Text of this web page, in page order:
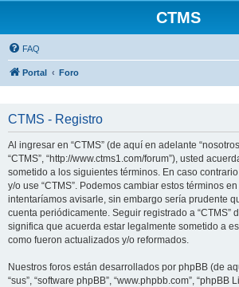
CTMS
FAQ
Portal Foro
CTMS - Registro
Al ingresar en “CTMS” (de aquí en adelante
“CTMS”, “http://www.ctms1.com/forum”), usted
sometido a los siguientes términos. En caso
y/o use “CTMS”. Podemos cambiar estos términos
intentaríamos avisarle, sin embargo sería prudente
cuenta periódicamente. Seguir registrado a “CTMS”
significa que acuerda estar legalmente sometido a
como fueron actualizados y/o reformados.
Nuestros foros están desarrollados por phpBB (de
“sus”, “software phpBB”, “www.phpbb.com”, “phpBB